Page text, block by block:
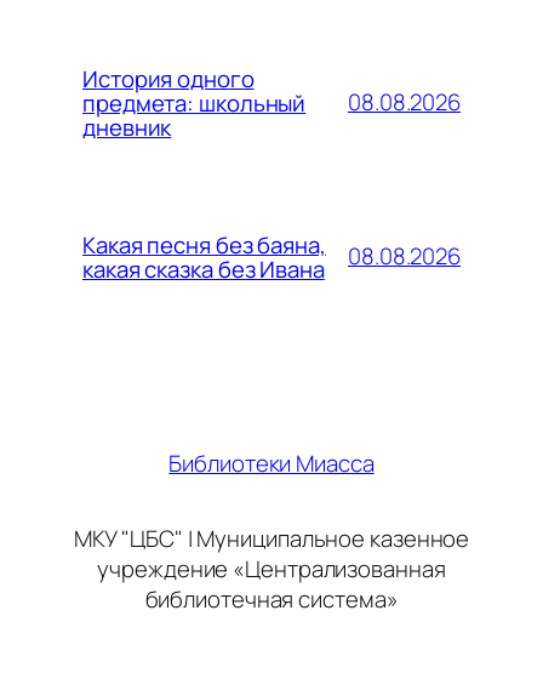
История одного
предмета: школьный
дневник
08.08.2026
Какая песня без баяна,
какая сказка без Ивана 08.08.2026
Библиотеки Миасса
МКУ "ЦБС" | Муниципальное казенное
учреждение «Централизованная
библиотечная система»